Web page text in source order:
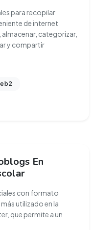
para recopilar
de internet
categorizar,
y compartir
En
con formato
utilizado en la
que permite a un